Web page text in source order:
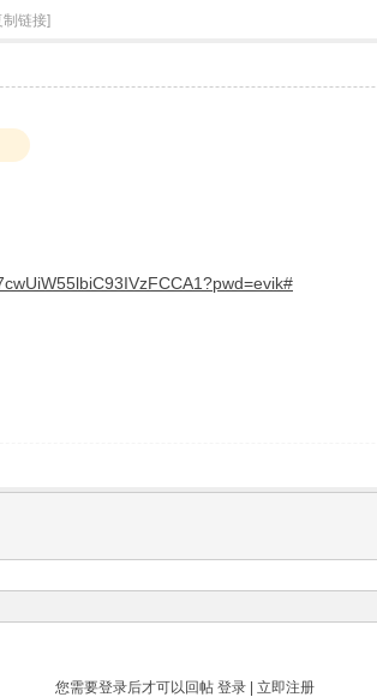
制链接]
您需要登录后才可以回帖 登录| 立即注册